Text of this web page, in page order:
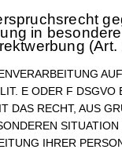
in
(Art.
E ODER F DSGVO
DAS RECHT, AUS
IHRER